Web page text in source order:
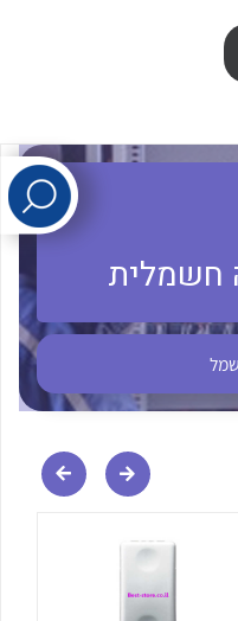
לכל מוצרי היצרן
חשמלית